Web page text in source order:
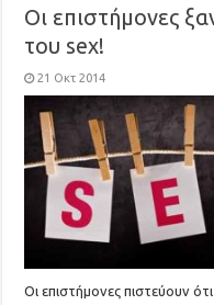
Οι επιστήμονες
του sex!
21 Οκτ 2014
Οι επιστήμονες πιστεύουν